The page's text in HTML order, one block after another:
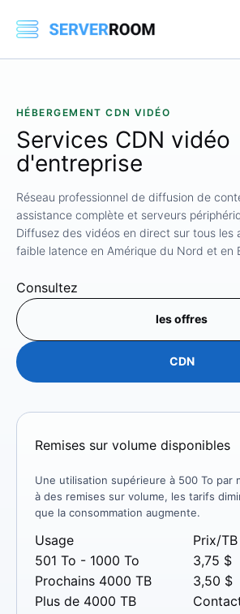
HÉBERGEMENT CDN VIDÉO
Services CDN vidéo
d'entreprise
Réseau professionnel de diffusion de
assistance complète et serveurs
Diffusez des vidéos en direct sur tous les
faible latence en Amérique du Nord et en
Consultez
les offres
CDN
Remises sur volume disponibles
Une utilisation supérieure à 500 To par
à des remises sur volume, les tarifs
que la consommation augmente.
Usage
Prix/TB
501 To - 1000 To
3,75 $
Prochains 4000 TB
3,50 $
Plus de 4000 TB